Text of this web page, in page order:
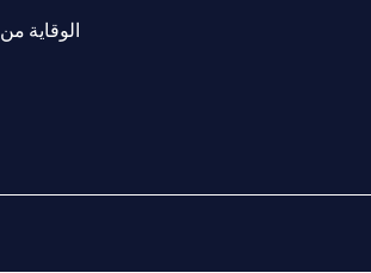
الوقاية